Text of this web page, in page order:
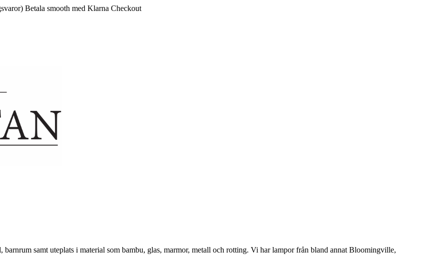
Betala smooth med Klarna Checkout
samt uteplats i material som bambu, glas, marmor, metall och rotting. Vi har lampor från bland annat Bloomingville,